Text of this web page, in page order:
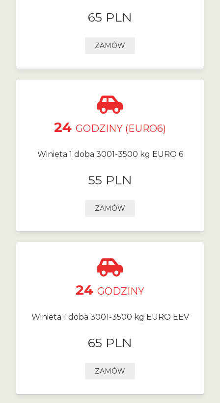
65 PLN
ZAMÓW
24 GODZINY (EURO6)
Winieta 1 doba 3001-3500 kg EURO 6
55 PLN
ZAMÓW
24 GODZINY
Winieta 1 doba 3001-3500 kg EURO EEV
65 PLN
ZAMÓW